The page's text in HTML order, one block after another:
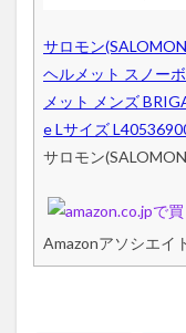
サロモン
ヘルメット スノー
メット メンズ
e Lサイズ
サロモン
Amazonアソシエイ